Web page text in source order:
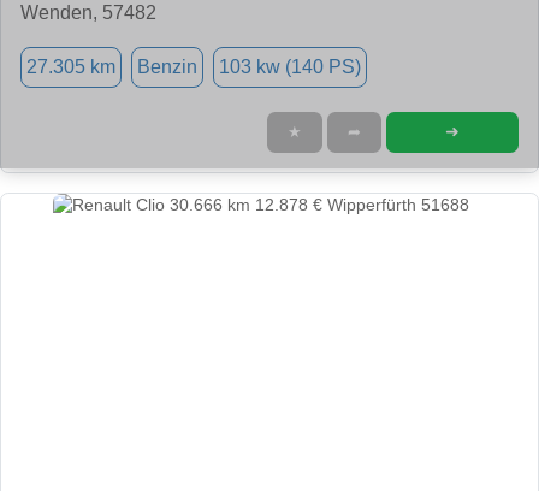
Wenden, 57482
27.305 km Benzin 103 kw (140 PS)
★ ➦ ➜